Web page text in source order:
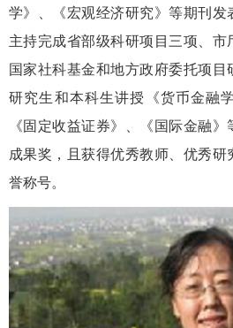
学》、《宏观经济研究》等期刊发
主持完成省部级科研项目 三项、市
国家社科基金和地方政府委托项目
研究生和本科生讲授《货币金融
《固定收益证券》、《国际金融》
成果奖，
且获得优秀教师、优秀研
誉称号。